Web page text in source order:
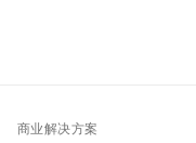
商业解决方案